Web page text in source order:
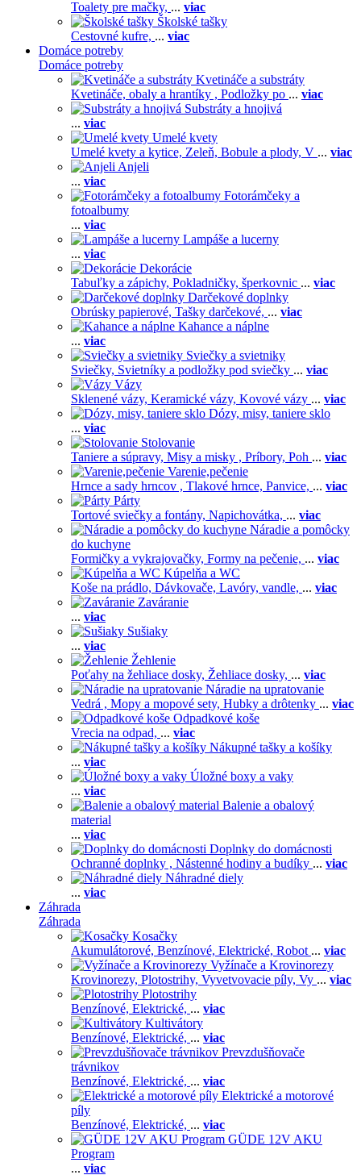
Toalety pre mačky, ... viac
Školské tašky
Cestovné kufre, ... viac
Domáce potreby
Domáce potreby
Kvetináče a substráty
Kvetináče, obaly a hrantíky , Podložky po ... viac
Substráty a hnojivá
... viac
Umelé kvety
Umelé kvety a kytice, Zeleň, Bobule a plody, V ... viac
Anjeli
... viac
Fotorámčeky a
fotoalbumy
... viac
Lampáše a lucerny
... viac
Dekorácie
Tabuľky a zápichy, Pokladničky, šperkovnic ... viac
Darčekové doplnky
Obrúsky papierové, Tašky darčekové, ... viac
Kahance a náplne
... viac
Sviečky a svietniky
Sviečky, Svietníky a podložky pod sviečky ... viac
Vázy
Sklenené vázy, Keramické vázy, Kovové vázy ... viac
Dózy, misy, taniere sklo
... viac
Stolovanie
Taniere a súpravy, Misy a misky , Príbory, Poh ... viac
Varenie,pečenie
Hrnce a sady hrncov , Tlakové hrnce, Panvice, ... viac
Párty
Tortové sviečky a fontány, Napichovátka, ... viac
Náradie a pomôcky
do kuchyne
Formičky a vykrajovačky, Formy na pečenie, ... viac
Kúpelňa a WC
Koše na prádlo, Dávkovače, Lavóry, vandle, ... viac
Zaváranie
... viac
Sušiaky
... viac
Žehlenie
Poťahy na žehliace dosky, Žehliace dosky, ... viac
Náradie na upratovanie
Vedrá , Mopy a mopové sety, Hubky a drôtenky ... viac
Odpadkové koše
Vrecia na odpad, ... viac
Nákupné tašky a košíky
... viac
Úložné boxy a vaky
... viac
Balenie a obalový
material
... viac
Doplnky do domácnosti
Ochranné doplnky , Nástenné hodiny a budíky ... viac
Náhradné diely
... viac
Záhrada
Záhrada
Kosačky
Akumulátorové, Benzínové, Elektrické, Robot ... viac
Vyžínače a Krovinorezy
Krovinorezy, Plotostrihy, Vyvetvovacie píly, Vy ... viac
Plotostrihy
Benzínové, Elektrické, ... viac
Kultivátory
Benzínové, Elektrické, ... viac
Prevzdušňovače
trávnikov
Benzínové, Elektrické, ... viac
Elektrické a motorové
píly
Benzínové, Elektrické, ... viac
GÜDE 12V AKU
Program
... viac